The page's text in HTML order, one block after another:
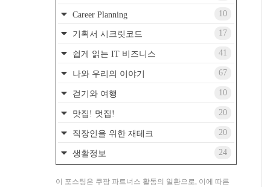
Career Planning 10
기획서 시크릿코드 17
쉽게 읽는 IT 비즈니스 41
나와 우리의 이야기 67
걷기와 여행 10
맛집! 멋집! 20
직장인을 위한 재테크 20
생활정보 24
이 포스팅은 쿠팡 파트너스 활동의 일환으로, 이에 따른